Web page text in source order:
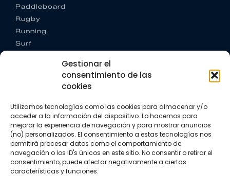
Gestionar el
consentimiento de las
cookies
Utilizamos tecnologías como las cookies para almacenar y/o
acceder a la información del dispositivo. Lo hacemos para
mejorar la experiencia de navegación y para mostrar anuncios
(no) personalizados. El consentimiento a estas tecnologías nos
permitirá procesar datos como el comportamiento de
navegación o los ID's únicos en este sitio. No consentir o retirar el
consentimiento, puede afectar negativamente a ciertas
características y funciones.
Paddleboard
Rugby
Running
Surf
CONTACTO
+34 662 342 177
info@vkssport.com
SÍGUENOS